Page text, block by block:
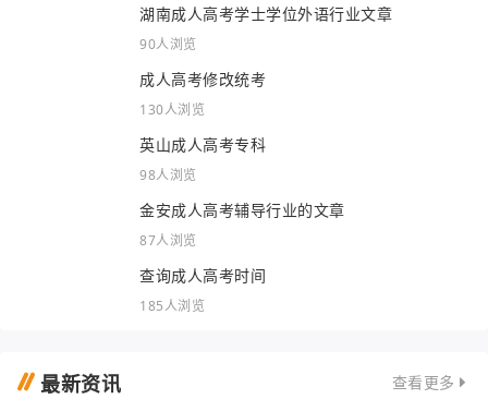
湖南成人高考学士学位外语行业文章
90人浏览
成人高考修改统考
130人浏览
英山成人高考专科
98人浏览
金安成人高考辅导行业的文章
87人浏览
查询成人高考时间
185人浏览
最新资讯 查看更多